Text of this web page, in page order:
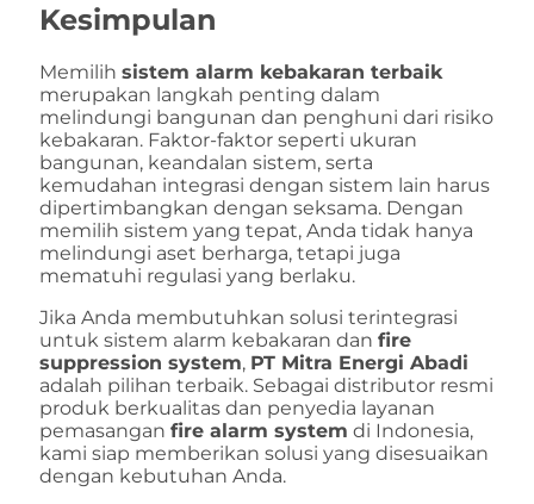
Kesimpulan
Memilih sistem alarm kebakaran terbaik
merupakan langkah penting dalam
melindungi bangunan dan penghuni dari risiko
kebakaran. Faktor-faktor seperti ukuran
bangunan, keandalan sistem, serta
kemudahan integrasi dengan sistem lain harus
dipertimbangkan dengan seksama. Dengan
memilih sistem yang tepat, Anda tidak hanya
melindungi aset berharga, tetapi juga
mematuhi regulasi yang berlaku.
Jika Anda membutuhkan solusi terintegrasi
untuk sistem alarm kebakaran dan fire
suppression system, PT Mitra Energi Abadi
adalah pilihan terbaik. Sebagai distributor resmi
produk berkualitas dan penyedia layanan
pemasangan fire alarm system di Indonesia,
kami siap memberikan solusi yang disesuaikan
dengan kebutuhan Anda.